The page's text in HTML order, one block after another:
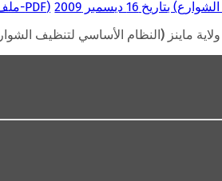
16 ديسمبر 2009
PDF
-
الأساسي لتنظيف الشوارع) بتاريخ 16